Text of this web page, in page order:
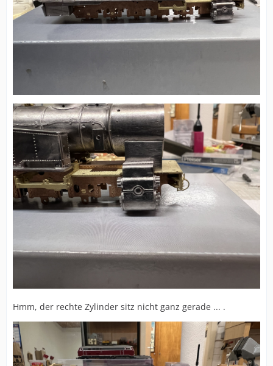
Hmm, der rechte Zylinder sitz nicht ganz gerade ... .